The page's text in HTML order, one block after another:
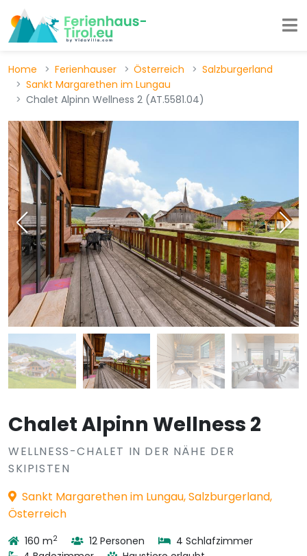
Home Ferienhauser Österreich
Salzburgerland
Sankt Margarethen im Lungau
Chalet Alpinn Wellness 2 (AT.5581.04)
Chalet Alpinn Wellness 2
WELLNESS-CHALET IN DER NÄHE DER
SKIPISTEN
Sankt Margarethen im Lungau, Salzburgerland,
Österreich
160 m2 12 Personen
4 Schlafzimmer